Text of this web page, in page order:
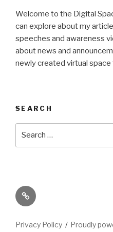
Welcome to the Digital
can explore about my
speeches and awareness
about news and
newly created virtual
SEARCH
Its
High
Privacy Policy Proudly